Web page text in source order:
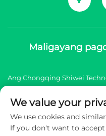
Maligayang
Ang Chongqing Shiwei
bagong brand ng sasakyang
We value your
We use cookies and
If you don't want to